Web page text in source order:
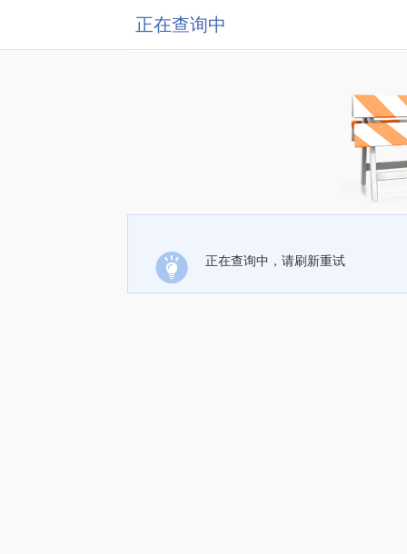
正在查询中
正在查询中，请刷新重试